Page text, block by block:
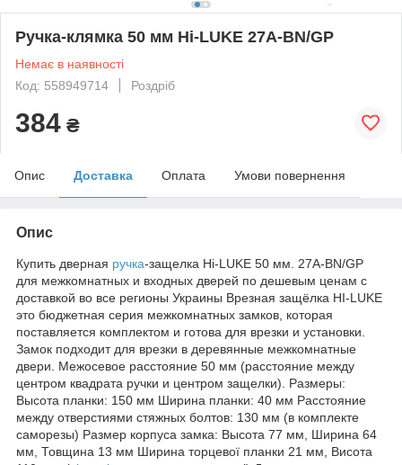
Ручка-клямка 50 мм Hi-LUKE 27A-BN/GP
Немає в наявності
Код: 558949714
Роздріб
384 ₴
Опис Доставка Оплата Умови повернення
Опис
Купить дверная ручка-защелка Hi-LUKE 50 мм. 27A-BN/GP
для межкомнатных и входных дверей по дешевым ценам с
доставкой во все регионы Украины Врезная защёлка HI-LUKE
это бюджетная серия межкомнатных замков, которая
поставляется комплектом и готова для врезки и установки.
Замок подходит для врезки в деревянные межкомнатные
двери. Межосевое расстояние 50 мм (расстояние между
центром квадрата ручки и центром защелки). Размеры:
Высота планки: 150 мм Ширина планки: 40 мм Расстояние
между отверстиями стяжных болтов: 130 мм (в комплекте
саморезы) Размер корпуса замка: Высота 77 мм, Ширина 64
мм, Товщина 13 мм Ширина торцевої планки 21 мм, Висота